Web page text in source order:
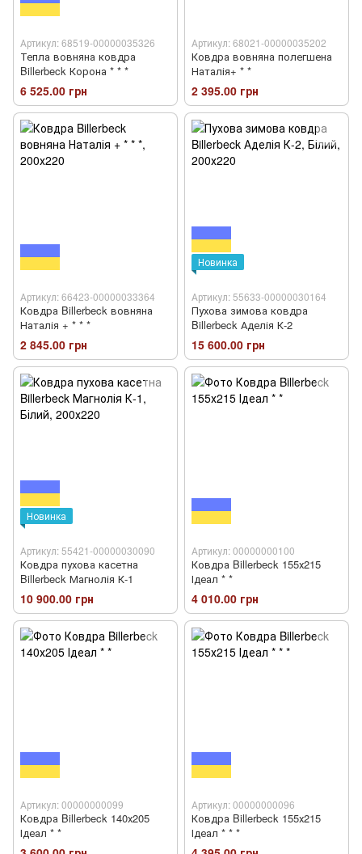
Артикул: 68519-00000035326
Тепла вовняна ковдра
Billerbeck Корона * * *
6 525.00 грн
Артикул: 68021-00000035202
Ковдра вовняна полегшена
Наталія+ * *
2 395.00 грн
Артикул: 66423-00000033364
Ковдра Billerbeck вовняна
Наталія + * * *
2 845.00 грн
Новинка
Артикул: 55633-00000030164
Пухова зимова ковдра
Billerbeck Аделія К-2
15 600.00 грн
Новинка
Артикул: 55421-00000030090
Ковдра пухова касетна
Billerbeck Магнолія К-1
10 900.00 грн
Артикул: 00000000100
Ковдра Billerbeck 155х215
Ідеал * *
4 010.00 грн
Артикул: 00000000099
Ковдра Billerbeck 140х205
Ідеал * *
Артикул: 00000000096
Ковдра Billerbeck 155х215
Ідеал * * *